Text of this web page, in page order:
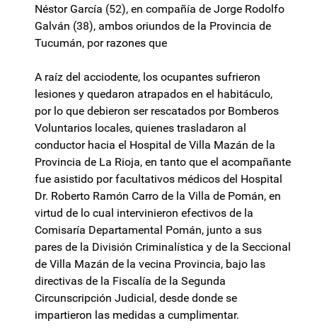
Néstor García (52), en compañía de Jorge Rodolfo
Galván (38), ambos oriundos de la Provincia de
Tucumán, por razones que
A raíz del acciodente, los ocupantes sufrieron
lesiones y quedaron atrapados en el habitáculo,
por lo que debieron ser rescatados por Bomberos
Voluntarios locales, quienes trasladaron al
conductor hacia el Hospital de Villa Mazán de la
Provincia de La Rioja, en tanto que el acompañante
fue asistido por facultativos médicos del Hospital
Dr. Roberto Ramón Carro de la Villa de Pomán, en
virtud de lo cual intervinieron efectivos de la
Comisaría Departamental Pomán, junto a sus
pares de la División Criminalística y de la Seccional
de Villa Mazán de la vecina Provincia, bajo las
directivas de la Fiscalía de la Segunda
Circunscripción Judicial, desde donde se
impartieron las medidas a cumplimentar.